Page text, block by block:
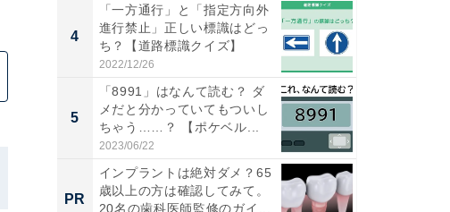
4
「一方通行」と「指定方向外
進行禁止」正しい標識はどっ
ち？【道路標識クイズ】
2022/12/26
5
「8991」はなんて読む？ ダ
メだと分かっていてもついし
ちゃう……？ 【ポケベル...
2023/06/22
PR
インプラントは絶対ダメ？65
歳以上の方は確認してみて。
20名の歯科医師監修のガイ...